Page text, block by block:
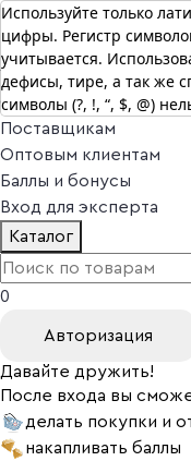
г. Москва
Vitual Peptide +7 (800)
Специалистам
Поставщикам
Оптовым клиентам
Баллы и бонусы
Вход для эксперта
Каталог
0
Авторизация
Давайте дружить!
После входа вы
делать покупки и
накапливать баллы
Используйте только
цифры. Регистр
учитывается.
дефисы, тире, а так же
символы (?, !, “, $, @)